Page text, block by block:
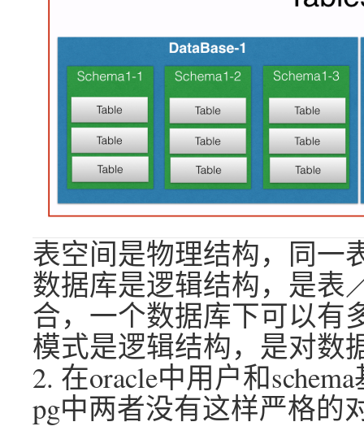
表空间是物理结构，同一
数据库是逻辑结构，是表
合，一个数据库下可以有
模式是逻辑结构，是对数
2. 在oracle中用户和
pg中两者没有这样严格的